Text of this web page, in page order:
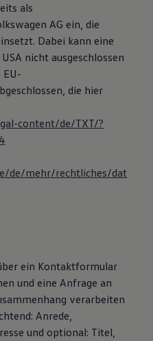
als
AG ein, die
Dabei kann eine
nicht ausgeschlossen
EU-
die hier
content/de/TXT/?
de/mehr/rechtliches/dat
ein Kontaktformular
und eine Anfrage an
verarbeiten
Anrede,
und optional: Titel,